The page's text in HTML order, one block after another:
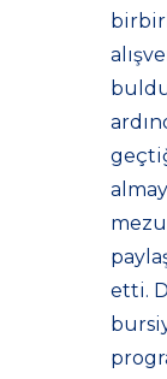
etti.